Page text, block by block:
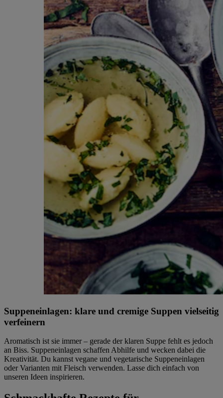
Suppeneinlagen: klare und cremige Suppen vielseitig
verfeinern
Aromatisch ist sie immer – gerade der klaren Suppe fehlt es jedoch
an Biss. Suppeneinlagen schaffen Abhilfe und wecken dabei die
Kreativität. Du kannst vegane und vegetarische Suppeneinlagen
oder Varianten mit Fleisch verwenden. Lasse dich einfach von
unseren Ideen inspirieren.